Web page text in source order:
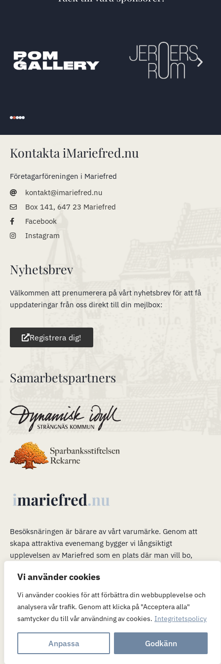
Vi använder cookies
Vi använder cookies för att förbättra din webbupplevelse och
analysera vår trafik. Genom att klicka på "Acceptera alla"
samtycker du till vår användning av cookies. Integritetspolicy
Anpassa Godkänn
Kontakta iMariefred.nu
Företagarföreningen i Mariefred
kontakt@imariefred.nu
Box 141, 647 23 Mariefred
Facebook
Instagram
Nyhetsbrev
Välkommen att prenumerera på vårt nyhetsbrev för att få
uppdateringar från oss direkt till din mejlbox:
Registrera dig!
Samarbetspartners
Besöksnäringen är bärare av vårt varumärke. Genom att
skapa attraktiva evenemang bygger vi långsiktigt
upplevelsen av Mariefred som en plats där man vill bo,
bara ett trevligt besök. När många är i Mariefred kan vi
passa på att marknadsföra möjligheterna att flytta hit och
(eller) verka här.